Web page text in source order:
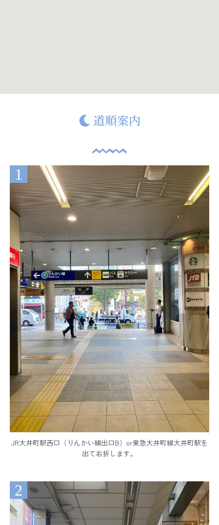
道順案内
1
JR大井町駅西口（りんかい線出口B）or東急大井町線大井町駅を
出て右折します。
2